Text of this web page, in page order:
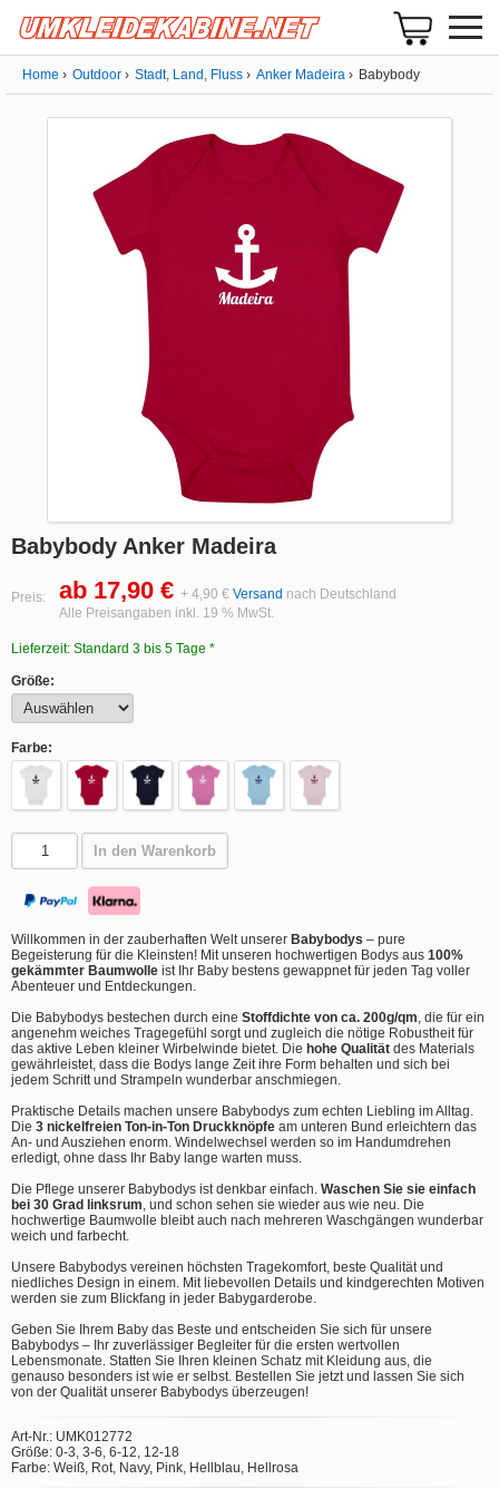
Home Outdoor Stadt, Land, Fluss Anker Madeira Babybody
Babybody Anker Madeira
Preis: ab 17,90 € + 4,90 € Versand nach Deutschland
Alle Preisangaben inkl. 19 % MwSt.
Lieferzeit: Standard 3 bis 5 Tage *
Größe:
Farbe:
In den Warenkorb
Willkommen in der zauberhaften Welt unserer Babybodys – pure
Begeisterung für die Kleinsten! Mit unseren hochwertigen Bodys aus 100%
gekämmter Baumwolle ist Ihr Baby bestens gewappnet für jeden Tag voller
Abenteuer und Entdeckungen.
Die Babybodys bestechen durch eine Stoffdichte von ca. 200g/qm , die für ein
angenehm weiches Tragegefühl sorgt und zugleich die nötige Robustheit für
das aktive Leben kleiner Wirbelwinde bietet. Die hohe Qualität des Materials
gewährleistet, dass die Bodys lange Zeit ihre Form behalten und sich bei
jedem Schritt und Strampeln wunderbar anschmiegen.
Praktische Details machen unsere Babybodys zum echten Liebling im Alltag.
Die 3 nickelfreien Ton-in-Ton Druckknöpfe am unteren Bund erleichtern das
An- und Ausziehen enorm. Windelwechsel werden so im Handumdrehen
erledigt, ohne dass Ihr Baby lange warten muss.
Die Pflege unserer Babybodys ist denkbar einfach. Waschen Sie sie einfach
bei 30 Grad linksrum , und schon sehen sie wieder aus wie neu. Die
hochwertige Baumwolle bleibt auch nach mehreren Waschgängen wunderbar
weich und farbecht.
Unsere Babybodys vereinen höchsten Tragekomfort, beste Qualität und
niedliches Design in einem. Mit liebevollen Details und kindgerechten Motiven
werden sie zum Blickfang in jeder Babygarderobe.
Geben Sie Ihrem Baby das Beste und entscheiden Sie sich für unsere
Babybodys – Ihr zuverlässiger Begleiter für die ersten wertvollen
Lebensmonate. Statten Sie Ihren kleinen Schatz mit Kleidung aus, die
genauso besonders ist wie er selbst. Bestellen Sie jetzt und lassen Sie sich
von der Qualität unserer Babybodys überzeugen!
Art-Nr.: UMK012772
Größe: 0-3, 3-6, 6-12, 12-18
Farbe: Weiß, Rot, Navy, Pink, Hellblau, Hellrosa